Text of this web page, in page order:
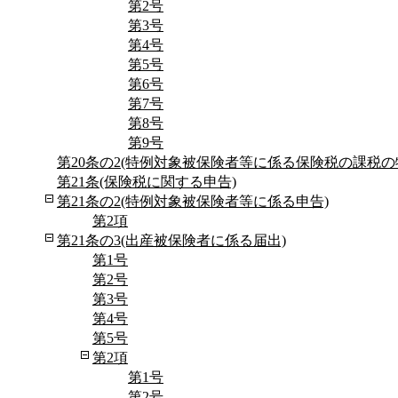
第2号
第3号
第4号
第5号
第6号
第7号
第8号
第9号
第20条の2(特例対象被保険者等に係る保険税の課税
第21条(保険税に関する申告)
第21条の2(特例対象被保険者等に係る申告)
第2項
第21条の3(出産被保険者に係る届出)
第1号
第2号
第3号
第4号
第5号
第2項
第1号